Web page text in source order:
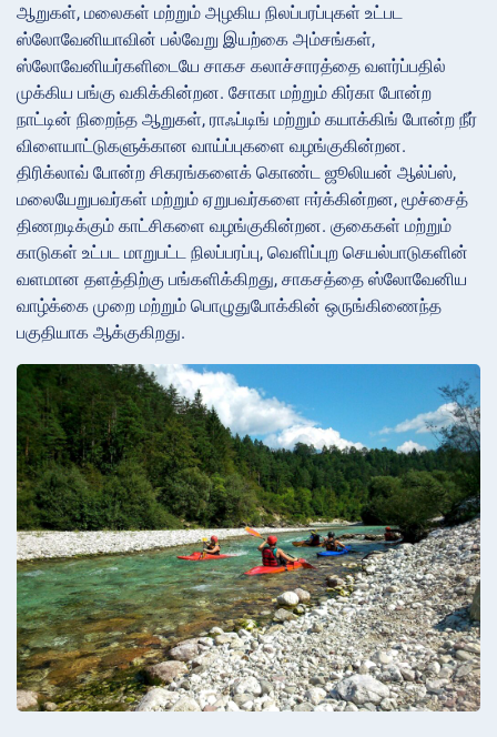
ஆறுகள், மலைகள் மற்றும் அழகிய நிலப்பரப்புகள் உட்பட
ஸ்லோவேனியாவின் பல்வேறு இயற்கை அம்சங்கள்,
ஸ்லோவேனியர்களிடையே சாகச கலாச்சாரத்தை வளர்ப்பதில்
முக்கிய பங்கு வகிக்கின்றன. சோகா மற்றும் கிர்கா போன்ற
நாட்டின் நிறைந்த ஆறுகள், ராஃப்டிங் மற்றும் கயாக்கிங் போன்ற நீர்
விளையாட்டுகளுக்கான வாய்ப்புகளை வழங்குகின்றன.
திரிக்லாவ் போன்ற சிகரங்களைக் கொண்ட ஜூலியன் ஆல்ப்ஸ்,
மலையேறுபவர்கள் மற்றும் ஏறுபவர்களை ஈர்க்கின்றன, மூச்சைத்
திணறடிக்கும் காட்சிகளை வழங்குகின்றன. குகைகள் மற்றும்
காடுகள் உட்பட மாறுபட்ட நிலப்பரப்பு, வெளிப்புற செயல்பாடுகளின்
வளமான தளத்திற்கு பங்களிக்கிறது, சாகசத்தை ஸ்லோவேனிய
வாழ்க்கை முறை மற்றும் பொழுதுபோக்கின் ஒருங்கிணைந்த
பகுதியாக ஆக்குகிறது.